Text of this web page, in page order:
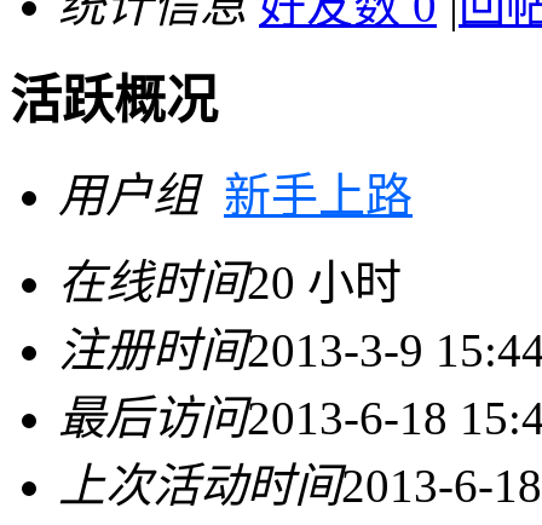
活跃概况
用户组 新手上路
在线时间20 小时
注册时间2013-3-9
最后访问2013-6-18
上次活动时间2013-6-